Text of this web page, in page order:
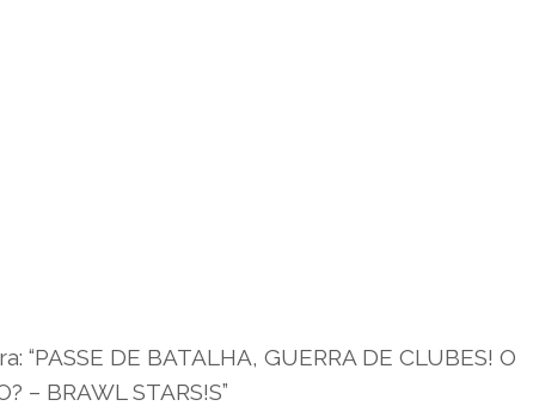
DE BATALHA, GUERRA DE CLUBES! O
– BRAWL STARS!S”